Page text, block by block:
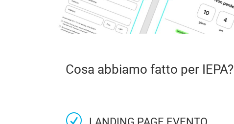
Cosa abbiamo fatto per IEPA?
R